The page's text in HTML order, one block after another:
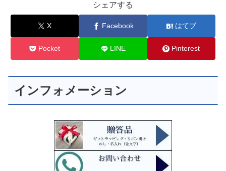
シェアする
X Facebook はてブ
Pocket LINE Pinterest
インフォメーション